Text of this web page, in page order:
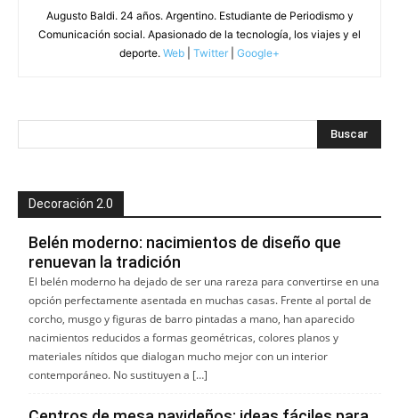
Augusto Baldi. 24 años. Argentino. Estudiante de Periodismo y
Comunicación social. Apasionado de la tecnología, los viajes y el
deporte. Web Twitter Google+
Decoración 2.0
Belén moderno: nacimientos de diseño que
renuevan la tradición
El belén moderno ha dejado de ser una rareza para convertirse en una
opción perfectamente asentada en muchas casas. Frente al portal de
corcho, musgo y figuras de barro pintadas a mano, han aparecido
nacimientos reducidos a formas geométricas, colores planos y
materiales nítidos que dialogan mucho mejor con un interior
contemporáneo. No sustituyen a […]